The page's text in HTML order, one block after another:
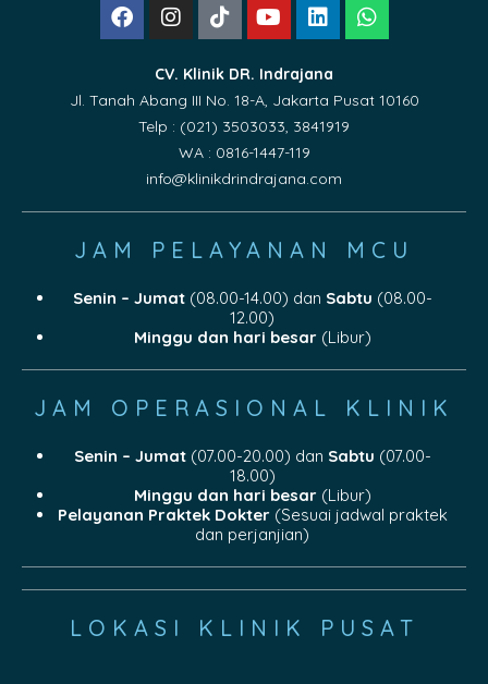
CV. Klinik DR. Indrajana
Jl. Tanah Abang III No. 18-A, Jakarta Pusat 10160
Telp : (021) 3503033, 3841919
WA : 0816-1447-119
info@klinikdrindrajana.com
JAM PELAYANAN MCU
Senin – Jumat(08.00-14.00) dan Sabtu (08.00-
12.00)
Minggu dan hari besar(Libur)
JAM OPERASIONAL KLINIK
Senin – Jumat(07.00-20.00) dan Sabtu (07.00-
18.00)
Minggu dan hari besar(Libur)
Pelayanan Praktek Dokter(Sesuai jadwal praktek
dan perjanjian)
LOKASI KLINIK PUSAT